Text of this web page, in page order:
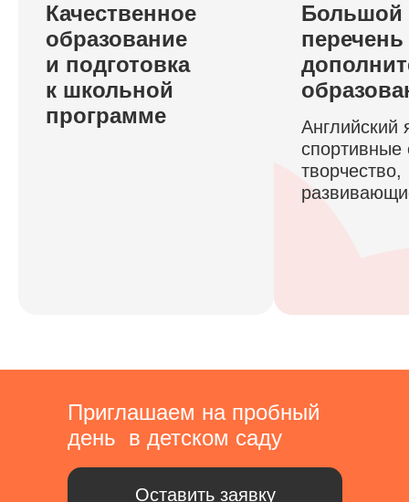
Качественное
образование
и подготовка
к школьной
программе
Большой
перечень
Английский
спортивные
творчество,
Приглашаем на пробный
день в детском саду
Оставить заявку